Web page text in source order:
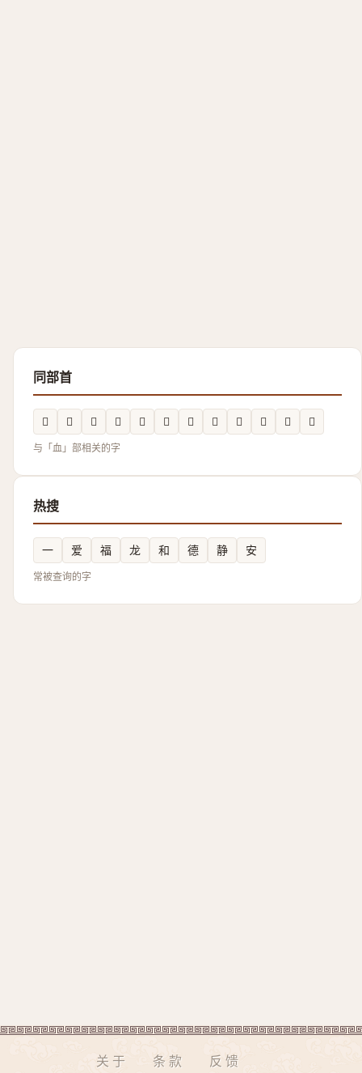
同部首
𧗁 𰳨 𧗂 𧗙 𧗘 𧖬 𧖪 𧗚 𮕝 𲀙 𧗃 𧖧
与「血」部相关的字
热搜
一 爱 福 龙 和 德 静 安
常被查询的字
关于 条款 反馈